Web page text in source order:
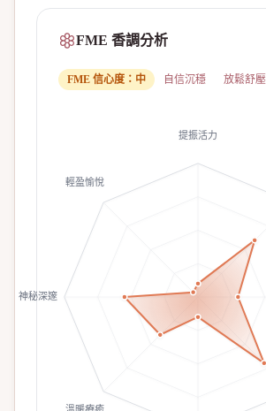
FME 香調分析
FME 信心度： 中 自信沉穩 放鬆舒壓
提振活力
溫暖療癒
神秘深邃
輕盈愉悅